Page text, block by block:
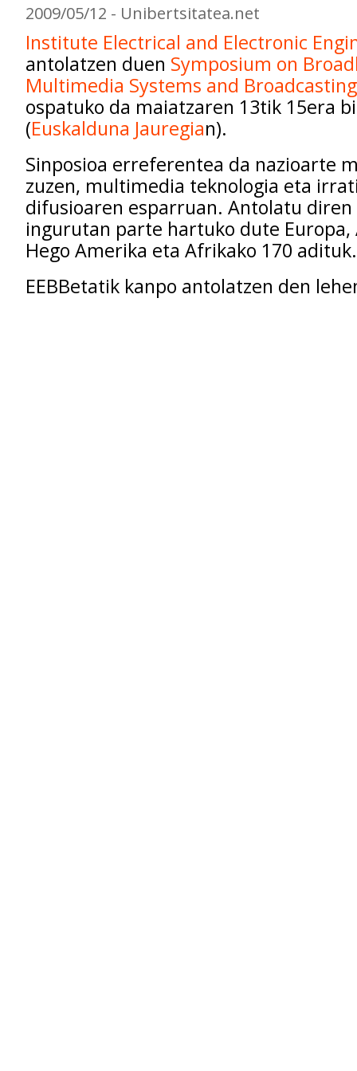
2009/05/12 - Unibertsitatea.net
Institute Electrical and Electronic
antolatzen duen Symposium on
Multimedia Systems and Broadcasting
ospatuko da maiatzaren 13tik 15era
(Euskalduna Jauregian).
Sinposioa erreferentea da nazioarte
zuzen, multimedia teknologia eta
difusioaren esparruan. Antolatu
ingurutan parte hartuko dute Europa,
Hego Amerika eta Afrikako 170 adituk.
EEBBetatik kanpo antolatzen den